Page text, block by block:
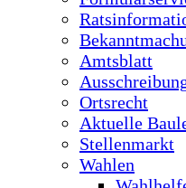
Amtsblatt
Ortsrecht
Aktuelle
Stellenmarkt
Wahlen